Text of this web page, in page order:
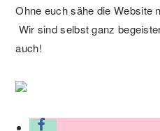
Ohne euch sähe die Website
Wir sind selbst ganz
auch!